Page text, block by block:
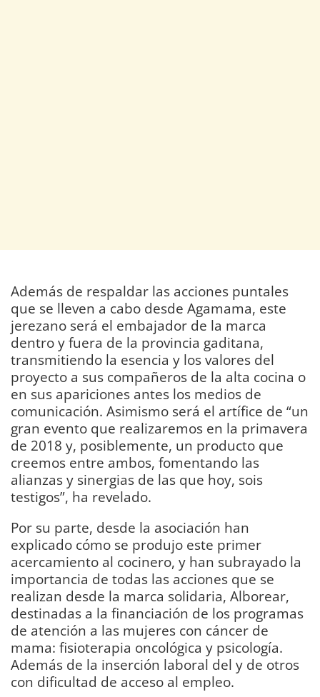
Además de respaldar las acciones puntales
que se lleven a cabo desde Agamama, este
jerezano será el embajador de la marca
dentro y fuera de la provincia gaditana,
transmitiendo la esencia y los valores del
proyecto a sus compañeros de la alta cocina o
en sus apariciones antes los medios de
comunicación. Asimismo será el artífice de “un
gran evento que realizaremos en la primavera
de 2018 y, posiblemente, un producto que
creemos entre ambos, fomentando las
alianzas y sinergias de las que hoy, sois
testigos”, ha revelado.
Por su parte, desde la asociación han
explicado cómo se produjo este primer
acercamiento al cocinero, y han subrayado la
importancia de todas las acciones que se
realizan desde la marca solidaria, Alborear,
destinadas a la financiación de los programas
de atención a las mujeres con cáncer de
mama: fisioterapia oncológica y psicología.
Además de la inserción laboral del y de otros
con dificultad de acceso al empleo.